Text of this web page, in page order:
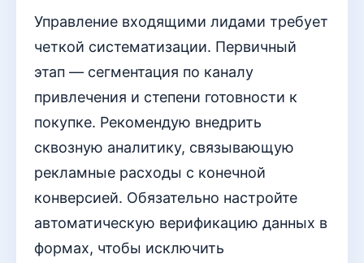
Управление входящими лидами требует
четкой систематизации. Первичный
этап — сегментация по каналу
привлечения и степени готовности к
покупке. Рекомендую внедрить
сквозную аналитику, связывающую
рекламные расходы с конечной
конверсией. Обязательно настройте
автоматическую верификацию данных в
формах, чтобы исключить